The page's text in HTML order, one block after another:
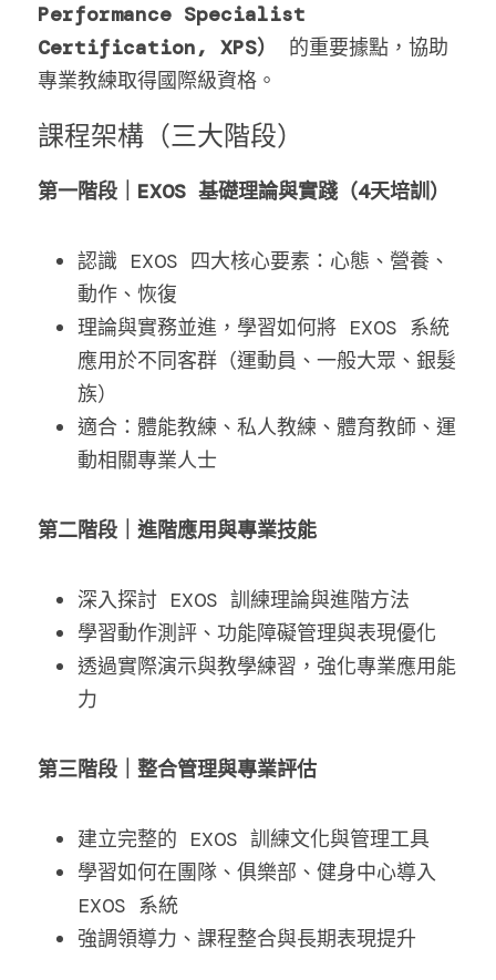
Performance Specialist
Certification, XPS）
的重要據點，協助
專業教練取得國際級資格。
課程架構（三大階段）
第一階段｜EXOS 基礎理論與實踐（4天培訓）
認識 EXOS 四大核心要素：心態、營養、
動作、恢復
理論與實務並進，學習如何將 EXOS 系統
應用於不同客群（運動員、一般大眾、銀髮
族）
適合：體能教練、私人教練、體育教師、運
動相關專業人士
第二階段｜進階應用與專業技能
深入探討 EXOS 訓練理論與進階方法
學習動作測評、功能障礙管理與表現優化
透過實際演示與教學練習，強化專業應用能
力
第三階段｜整合管理與專業評估
建立完整的 EXOS 訓練文化與管理工具
學習如何在團隊、俱樂部、健身中心導入
EXOS 系統
強調領導力、課程整合與長期表現提升